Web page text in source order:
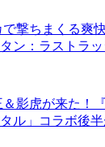
で撃ちまくる爽
ン：ラストラッ
影虎が来た！
ル」コラボ後半